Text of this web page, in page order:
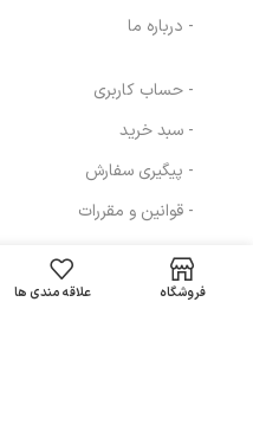
- درباره ما
- حساب کاربری
- سبد خرید
- پیگیری سفارش
- قوانین و مقررات
مسیرهای ارتباطی
کننده کودک دافی
مدل حساس- بسته
فروشگاه علاقه مندی ها